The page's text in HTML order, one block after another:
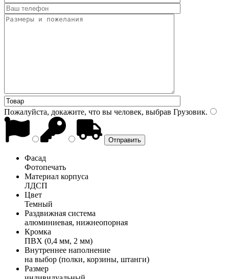
Пожалуйста, докажите, что вы человек, выбрав Грузовик.
Фасад
Фотопечать
Материал корпуса
ЛДСП
Цвет
Темный
Раздвижная система
алюминиевая, нижнеопорная
Кромка
ПВХ (0,4 мм, 2 мм)
Внутреннее наполнение
на выбор (полки, корзины, штанги)
Размер